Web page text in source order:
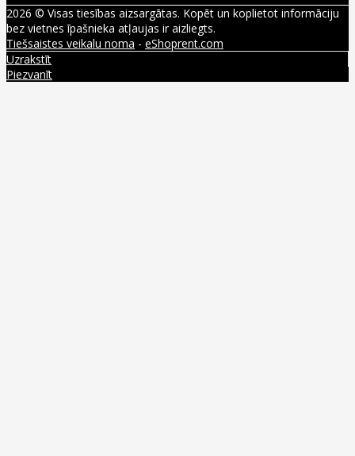
2026 © Visas tiesības aizsargātas. Kopēt un koplietot informāciju
bez vietnes īpašnieka atļaujas ir aizliegts.
Tiešsaistes veikalu noma - eShoprent.com
Uzrakstīt
Piezvanīt